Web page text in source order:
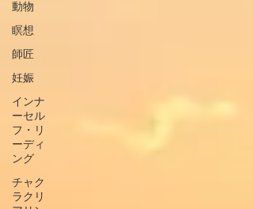
動物
瞑想
師匠
妊娠
インナ
ーセル
フ・リ
ーディ
ング
チャク
ラクリ